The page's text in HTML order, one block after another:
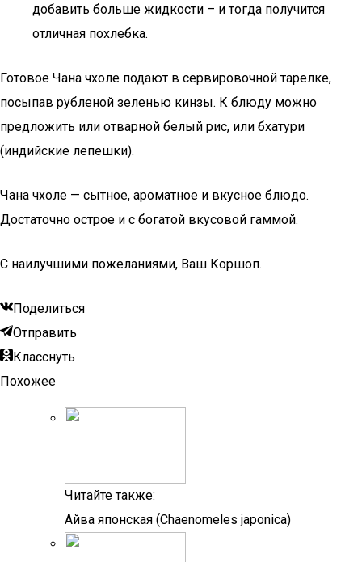
добавить больше жидкости – и тогда получится
отличная похлебка.
Готовое Чана чхоле подают в сервировочной тарелке,
посыпав рубленой зеленью кинзы. К блюду можно
предложить или отварной белый рис, или бхатури
(индийские лепешки).
Чана чхоле — сытное, ароматное и вкусное блюдо.
Достаточно острое и с богатой вкусовой гаммой.
С наилучшими пожеланиями, Ваш Коршоп.
Поделиться
Отправить
Класснуть
Похожее
Читайте также:
Айва японская (Chaenomeles japonica)